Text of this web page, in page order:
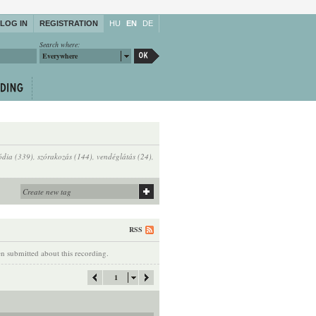
LOG IN REGISTRATION HU EN DE
Search where:
Everywhere
(339), szórakozás (144), vendéglátás (24),
RSS
submitted about this recording.
1